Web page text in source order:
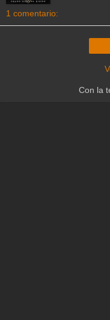
1 comentario:
Con la